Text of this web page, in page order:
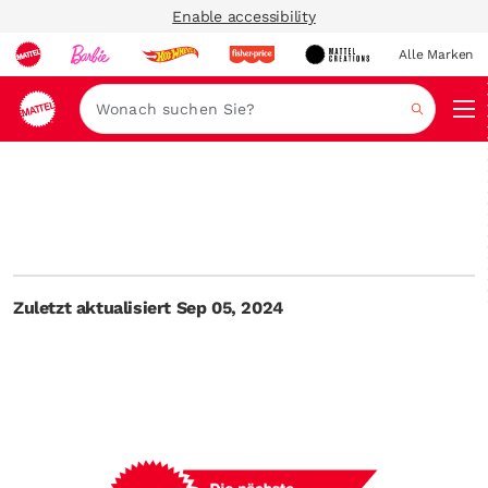
Enable accessibility
Alle Marken
Suche
Zuletzt aktualisiert Sep 05, 2024